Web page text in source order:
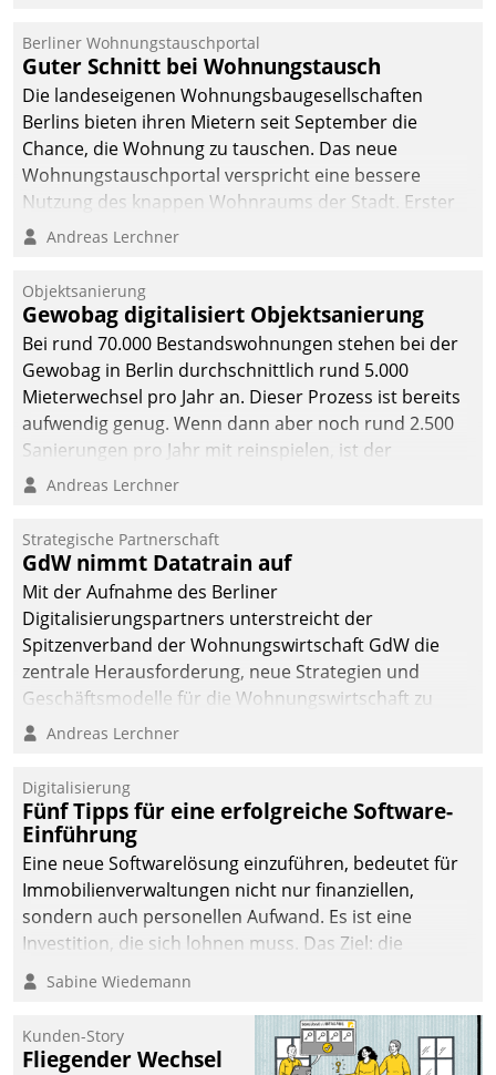
Berliner Wohnungstauschportal
Guter Schnitt bei Wohnungstausch
Die landeseigenen Wohnungsbaugesellschaften
Berlins bieten ihren Mietern seit September die
Chance, die Wohnung zu tauschen. Das neue
Wohnungstauschportal verspricht eine bessere
Nutzung des knappen Wohnraums der Stadt. Erster
Anwendungsfall für Datatrains Lösung API-Hub mit
Unternehmen.
Andreas Lerchner
Objektsanierung
Gewobag digitalisiert Objektsanierung
Bei rund 70.000 Bestandswohnungen stehen bei der
Gewobag in Berlin durchschnittlich rund 5.000
Mieterwechsel pro Jahr an. Dieser Prozess ist bereits
aufwendig genug. Wenn dann aber noch rund 2.500
Sanierungen pro Jahr mit reinspielen, ist der
Betreuungs- und Organisationsaufwand immens. Im
kommunale Wohnungsbauunternehmen daher
gemeinsam mit der Berliner Datatrain GmbH den
Teilprozess der Objektsanierung digitalisiert.
Andreas Lerchner
Strategische Partnerschaft
GdW nimmt Datatrain auf
Mit der Aufnahme des Berliner
Digitalisierungspartners unterstreicht der
Spitzenverband der Wohnungswirtschaft GdW die
zentrale Herausforderung, neue Strategien und
Geschäftsmodelle für die Wohnungswirtschaft zu
entwickeln.
Andreas Lerchner
Digitalisierung
Fünf Tipps für eine erfolgreiche Software-
Einführung
Eine neue Softwarelösung einzuführen, bedeutet für
Immobilienverwaltungen nicht nur finanziellen,
sondern auch personellen Aufwand. Es ist eine
Investition, die sich lohnen muss. Das Ziel: die
nachhaltige Optimierung der Geschäftsabläufe. Damit
dieses Ziel erreicht wird, sollten einige Grundregeln
Sabine Wiedemann
Kunden-Story
Fliegender Wechsel